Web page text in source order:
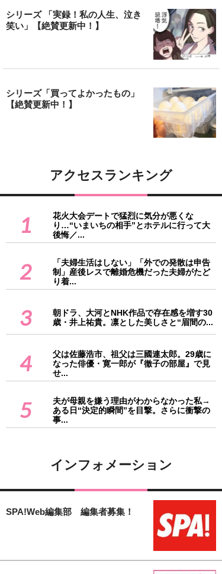
シリーズ 「実録！私の人生、泣き
笑い」【絶賛更新中！】
シリーズ「買ってよかったもの」
【絶賛更新中！】
アクセスランキング
1
花火大会デートで猛烈に気分が悪くな
り…“いまいちの相手”とホテルに行って大
後悔／...
2
「夫婦生活はしない」「外での発散は申告
制」産後レスで離婚危機だった夫婦がたど
り着...
3
朝ドラ、大河とNHK作品で存在感を増す30
歳・井上祐貴。凛とした美しさと“眉間の...
4
父は佐藤浩市、祖父は三國連太郎。29歳に
なった俳優・寛一郎が『徹子の部屋』で見
せ...
5
夫が母親を嫌う理由がわからなかった私→
ある日“決定的瞬間”を目撃。さらに衝撃の
事...
インフォメーション
SPA!Web編集部 編集者募集！